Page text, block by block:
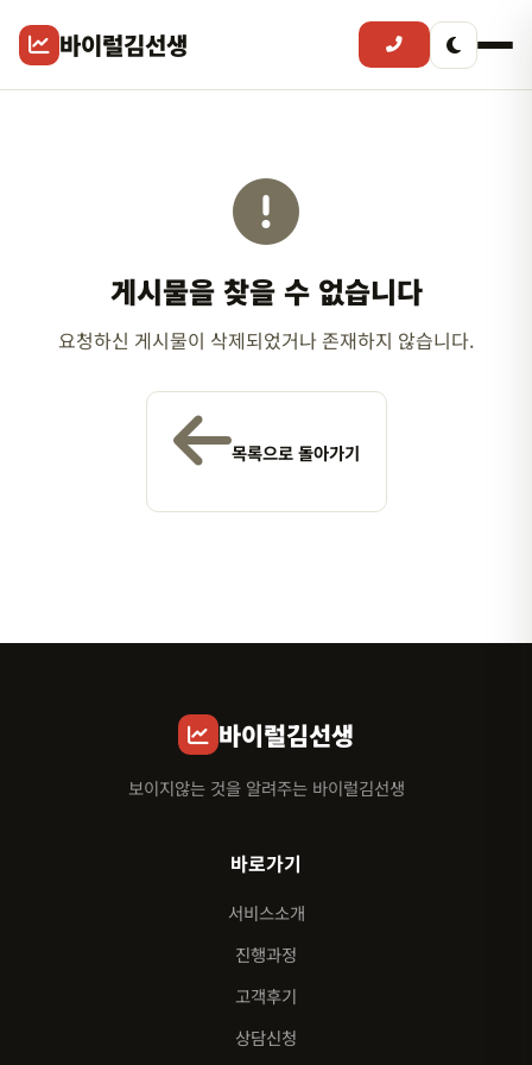
바이럴김선생
게시물을 찾을 수 없습니다
요청하신 게시물이 삭제되었거나 존재하지 않습니다.
목록으로 돌아가기
바이럴김선생
보이지않는 것을 알려주는 바이럴김선생
바로가기
서비스소개
진행과정
고객후기
상담신청